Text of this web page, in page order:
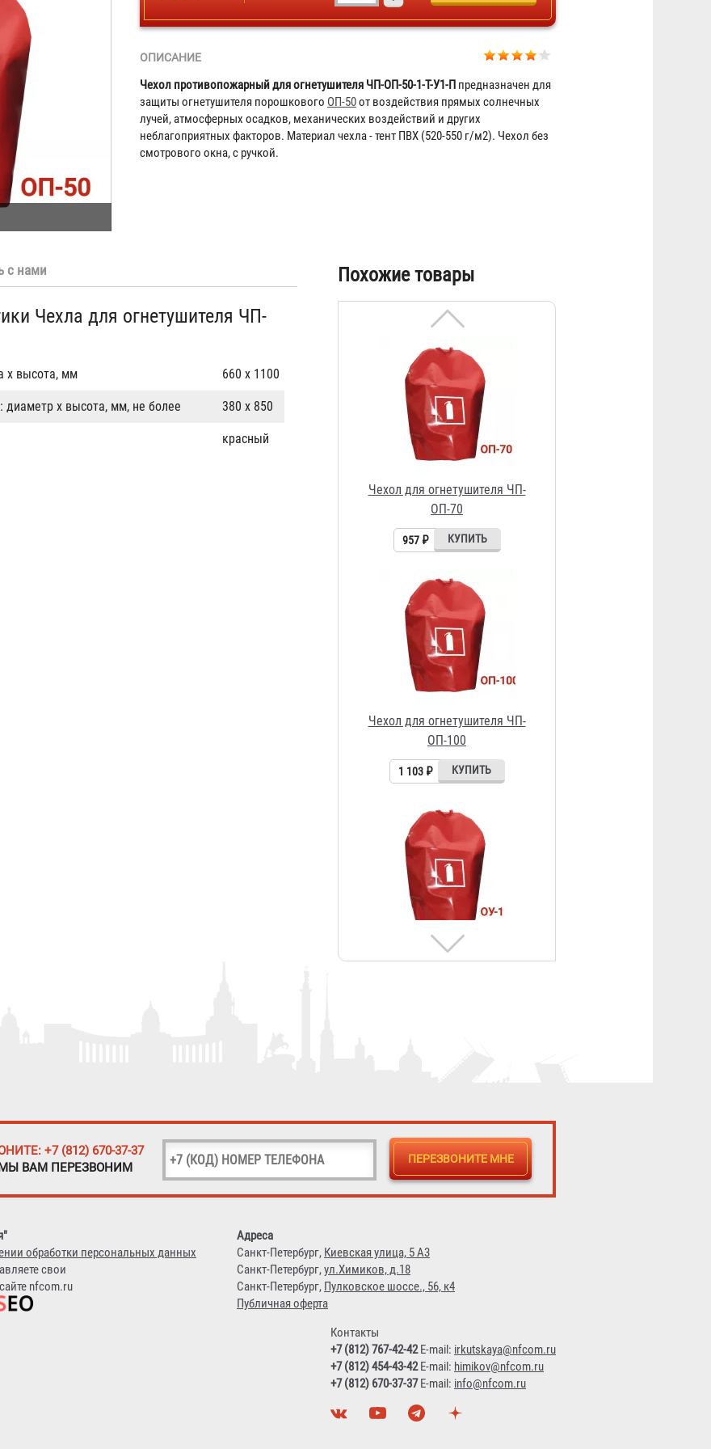
ОПИСАНИЕ
Чехол противопожарный для огнетушителя ЧП-ОП-50-1-Т-У1-П предназначен для
защиты огнетушителя порошкового ОП-50от воздействия прямых солнечных
лучей, атмосферных осадков, механических воздействий и других
неблагоприятных факторов. Материал чехла - тент ПВХ (520-550 г/м2). Чехол без
смотрового окна, с ручкой.
с нами
Чехла для огнетушителя ЧП-
х высота, мм 660 х 1100
диаметр х высота, мм, не более 380 х 850
красный
Похожие товары
Чехол для огнетушителя ЧП-
612 ₽
ОП-70
Чехол для огнетушителя ЧП-
ОП-100
1 103 ₽
Чехол для огнетушителя ЧП-ОУ-1
Чехол для огнетушителя ЧП-ОУ-2
196 ₽
+7 (812) 670-37-37
ВАМ ПЕРЕЗВОНИМ
обработки персональных данных
свои
nfcom.ru
Адреса
Санкт-Петербург, Киевская улица, 5 А3
Санкт-Петербург,ул.Химиков, д.18
Санкт-Петербург, Пулковское шоссе., 56, к4
Публичная оферта
Контакты
+7 (812) 767-42-42E-mail: irkutskaya@nfcom.ru
+7 (812) 454-43-42E-mail: himikov@nfcom.ru
+7 (812) 670-37-37E-mail: info@nfcom.ru